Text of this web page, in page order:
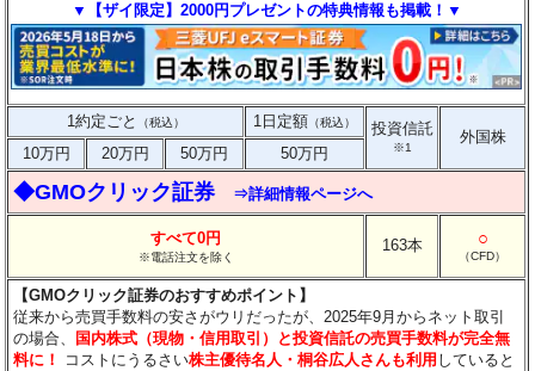
▼【ザイ限定】2000円プレゼントの特典情報も掲載！▼
1約定ごと （税込） 1日定額 （税込） 投資信託
※1
外国株
10万円
20万円 50万円 50万円
◆GMOクリック証券 ⇒詳細情報ページへ
すべて0円
※電話注文を除く
163本 ○
（CFD）
【GMOクリック証券のおすすめポイント】
従来から売買手数料の安さがウリだったが、2025年9月からネット取引
の場合、
国内株式（現物・信用取引）と投資信託の売買手数料が完全無
料に！
コストにうるさい株主優待名人・桐谷広人さんも利用 していると